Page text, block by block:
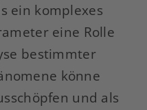
ein komplexes
eine Rolle
bestimmter
könne
und als